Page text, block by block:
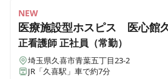
ふくしのまち与野
埼玉県さいたま市浦和区木崎4-17-1 バロンズ木
ふくしのまち東松山
正看護師 パート・アルバイト
久喜★訪問入浴サービス３名１組
NEW
医療施設型ホスピス 医心館
正看護師正社員（常勤）
埼玉県久喜市青葉五丁目23-2
JR「久喜駅」車で約7分